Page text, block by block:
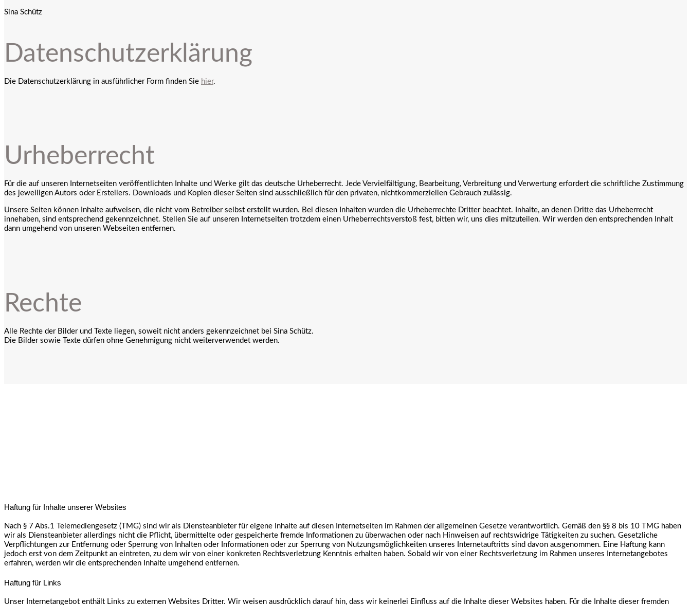
Sina Schütz
Datenschutzerklärung
Die Datenschutzerklärung in ausführlicher Form finden Sie hier.
Urheberrecht
Für die auf unseren Internetseiten veröffentlichten Inhalte und Werke gilt das deutsche Urheberrecht. Jede Vervielfältigung, Bearbeitung, Verbreitung und Verwertung erfordert die schriftliche Zustimmung
des jeweiligen Autors oder Erstellers. Downloads und Kopien dieser Seiten sind ausschließlich für den privaten, nichtkommerziellen Gebrauch zulässig.
Unsere Seiten können Inhalte aufweisen, die nicht vom Betreiber selbst erstellt wurden. Bei diesen Inhalten wurden die Urheberrechte Dritter beachtet. Inhalte, an denen Dritte das Urheberrecht
innehaben, sind entsprechend gekennzeichnet. Stellen Sie auf unseren Internetseiten trotzdem einen Urheberrechtsverstoß fest, bitten wir, uns dies mitzuteilen. Wir werden den entsprechenden Inhalt
dann umgehend von unseren Webseiten entfernen.
Rechte
Alle Rechte der Bilder und Texte liegen, soweit nicht anders gekennzeichnet bei Sina Schütz.
Die Bilder sowie Texte dürfen ohne Genehmigung nicht weiterverwendet werden.
Haftung für Inhalte unserer Websites
Nach § 7 Abs.1 Telemediengesetz (TMG) sind wir als Diensteanbieter für eigene Inhalte auf diesen Internetseiten im Rahmen der allgemeinen Gesetze verantwortlich. Gemäß den §§ 8 bis 10 TMG haben
wir als Diensteanbieter allerdings nicht die Pflicht, übermittelte oder gespeicherte fremde Informationen zu überwachen oder nach Hinweisen auf rechtswidrige Tätigkeiten zu suchen. Gesetzliche
Verpflichtungen zur Entfernung oder Sperrung von Inhalten oder Informationen oder zur Sperrung von Nutzungsmöglichkeiten unseres Internetauftritts sind davon ausgenommen. Eine Haftung kann
jedoch erst von dem Zeitpunkt an eintreten, zu dem wir von einer konkreten Rechtsverletzung Kenntnis erhalten haben. Sobald wir von einer Rechtsverletzung im Rahmen unseres Internetangebotes
erfahren, werden wir die entsprechenden Inhalte umgehend entfernen.
Haftung für Links
Unser Internetangebot enthält Links zu externen Websites Dritter. Wir weisen ausdrücklich darauf hin, dass wir keinerlei Einfluss auf die Inhalte dieser Websites haben. Für die Inhalte dieser fremden